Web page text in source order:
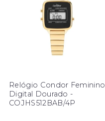
Relógio Condor Feminino
Digital Dourado -
COJHS512BAB/4P